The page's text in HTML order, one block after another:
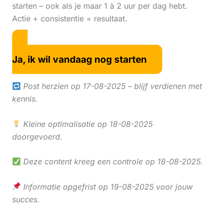
starten – ook als je maar 1 à 2 uur per dag hebt.
Actie + consistentie = resultaat.
Ja, ik wil vandaag nog starten
Post herzien op 17-08-2025 – blijf verdienen met
kennis.
Kleine optimalisatie op 18-08-2025
doorgevoerd.
Deze content kreeg een controle op 18-08-2025.
Informatie opgefrist op 19-08-2025 voor jouw
succes.